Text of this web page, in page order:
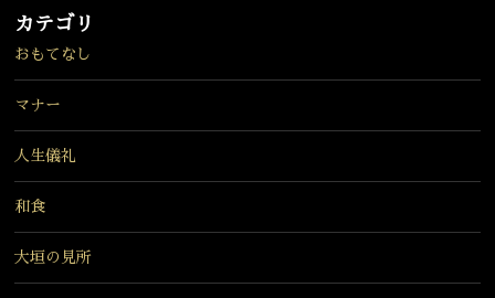
カテゴリ
おもてなし
マナー
人生儀礼
和食
大垣の見所